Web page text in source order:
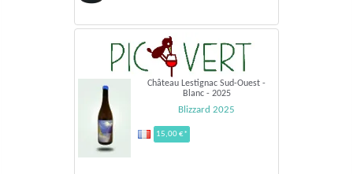
Château Lestignac Sud-Ouest -
Blanc - 2025
Blizzard 2025
15,00 €*